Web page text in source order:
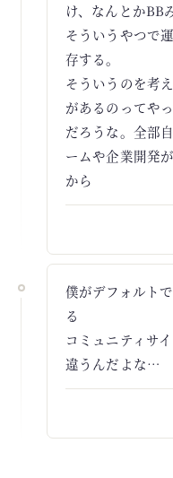
け、なんとかBB
そういうやつで
存する。
そういうのを考
があるのってや
だろうな。全部
ームや企業開発
から
僕がデフォルト
る
コミュニティサ
違うんだよな…